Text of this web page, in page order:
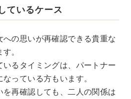
ているケース
の思いが再確認できる貴重な
。
るタイミングは、パートナー
っている方もいます。
再確認しても、二人の関係は